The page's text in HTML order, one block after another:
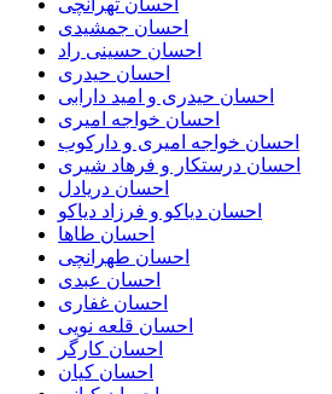
احسان تهرانچی
احسان جمشیدی
احسان حسینی راد
احسان حیدری
احسان حیدری و امید دارابی
احسان خواجه امیری
احسان خواجه امیری و دارکوب
احسان درستكار و فرهاد شيرى
احسان دریادل
احسان دیاکو و فرزاد دیاکو
احسان طاها
احسان طهرانچی
احسان عبدی
احسان غفاری
احسان قلعه نویی
احسان کارگر
احسان کیان